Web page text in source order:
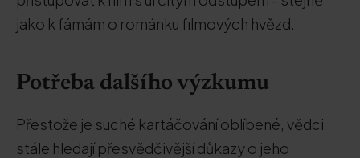
jako k fámám o románku filmových hvězd.
Potřeba dalšího výzkumu
Přestože je suché kartáčování oblíbené, vědci
stále hledají přesvědčivější důkazy o jeho